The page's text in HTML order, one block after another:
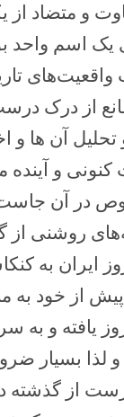
و متضاد از
یک اسم واحد
مانع از درک
تحلیل آن ها و
کنونی و
در آن
روشنی
ایران به
از خود به
یافته و
بسیار
از گذشته در